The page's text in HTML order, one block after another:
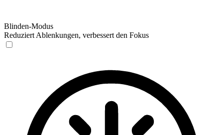
Blinden-Modus
Reduziert Ablenkungen, verbessert den Fokus